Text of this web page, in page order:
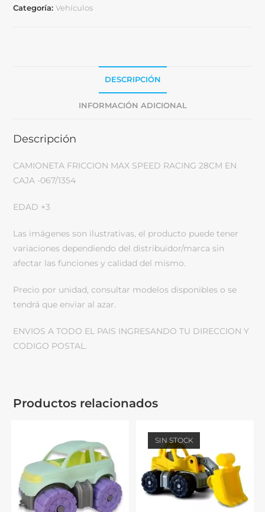
Categoría:Vehículos
DESCRIPCIÓN
INFORMACIÓN ADICIONAL
Descripción
CAMIONETA FRICCION MAX SPEED RACING 28CM EN
CAJA -067/1354
EDAD +3
Las imágenes son ilustrativas, el producto puede tener
variaciones dependiendo del distribuidor/marca sin
afectar las funciones y calidad del mismo.
Precio por unidad, consultar modelos disponibles o se
tendrá que enviar al azar.
ENVIOS A TODO EL PAIS INGRESANDO TU DIRECCION Y
CODIGO POSTAL.
Productos relacionados
SIN STOCK